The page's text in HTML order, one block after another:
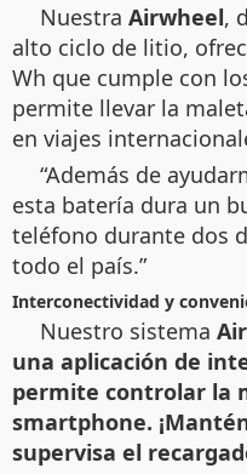
Nuestra Airwheel,
alto ciclo de litio,
Wh que cumple con
permite llevar la
en viajes
“Además de
esta batería dura un
teléfono durante dos
todo el país.”
Interconectividad y
Nuestro sistema
una aplicación de
permite controlar la
smartphone.
supervisa el